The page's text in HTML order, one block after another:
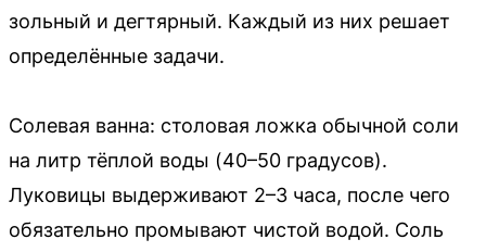
зольный и дегтярный. Каждый из них решает
определённые задачи.
Солевая ванна: столовая ложка обычной соли
на литр тёплой воды (40–50 градусов).
Луковицы выдерживают 2–3 часа, после чего
обязательно промывают чистой водой. Соль